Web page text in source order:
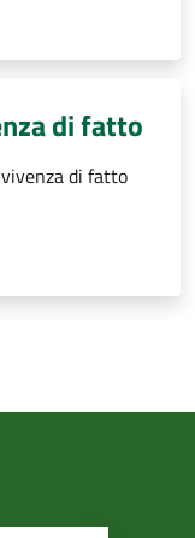
di fatto
di fatto